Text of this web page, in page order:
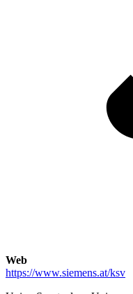
Web
https://www.siemens.at/ksv